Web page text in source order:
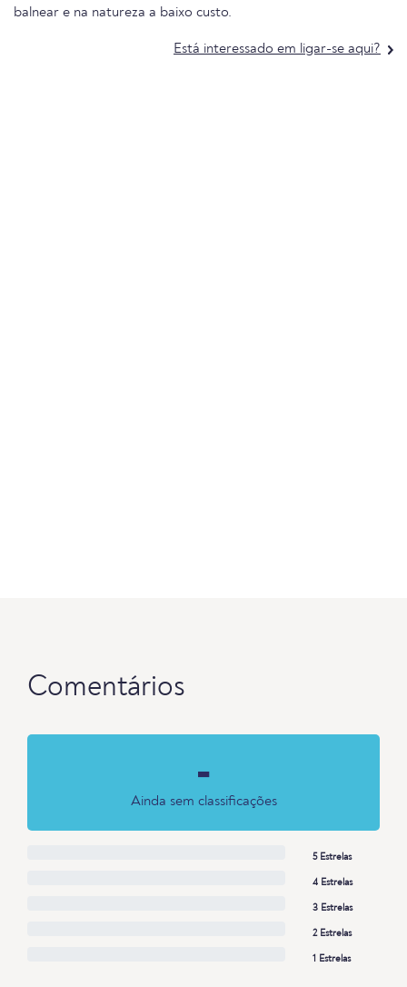
balnear e na natureza a baixo custo.
Está interessado em ligar-se aqui?
Comentários
-
Ainda sem classificações
5 Estrelas
4 Estrelas
3 Estrelas
2 Estrelas
1 Estrelas